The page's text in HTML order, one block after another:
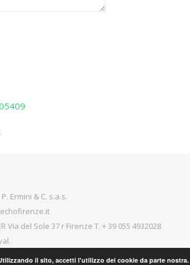
Ermini & C. s.a.s.
Via del Sole 37 r Firenze T. + 39 055 4932028
.
il sito, accetti l'utilizzo dei cookie da parte nostra.